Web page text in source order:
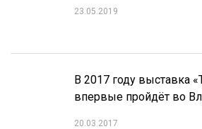
23.05.2019
В 2017 году выставка
впервые пройдёт во
20.03.2017